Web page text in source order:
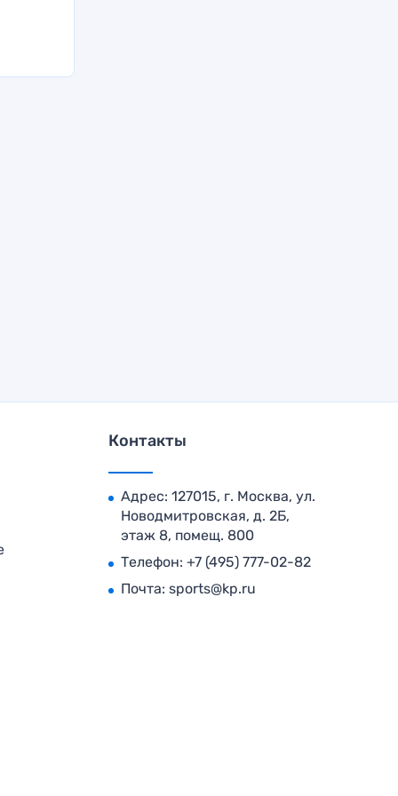
Контакты
Адрес: 127015, г. Москва, ул.
Новодмитровская, д. 2Б,
этаж 8, помещ. 800
Телефон: +7 (495) 777-02-82
Почта: sports@kp.ru